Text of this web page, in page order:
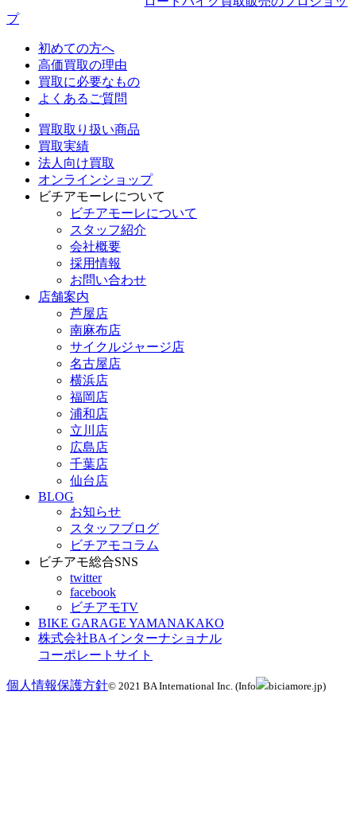
プ
初めての方へ
高価買取の理由
買取に必要なもの
よくあるご質問
買取取り扱い商品
買取実績
法人向け買取
オンラインショップ
ビチアモーレについて
ビチアモーレについて
スタッフ紹介
会社概要
採用情報
お問い合わせ
店舗案内
芦屋店
南麻布店
サイクルジャージ店
名古屋店
横浜店
福岡店
浦和店
立川店
広島店
千葉店
仙台店
BLOG
お知らせ
スタッフブログ
ビチアモコラム
ビチアモ総合SNS
twitter
facebook
ビチアモTV
BIKE GARAGE YAMANAKAKO
株式会社BAインターナショナル
コーポレートサイト
個人情報保護方針© 2021 BA International Inc. (Info biciamore.jp)